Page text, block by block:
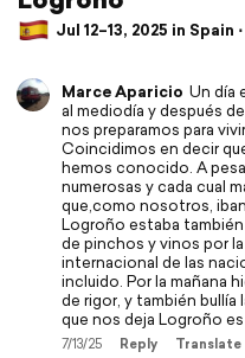
Jul 12–13, 2025 in Spain
Marce Aparicio Un día
al mediodía y después
nos preparamos para
Coincidimos en decir
hemos conocido. A
numerosas y cada cual
que,como nosotros,
Logroño estaba
de pinchos y vinos por
internacional de las
incluido. Por la mañana
de rigor, y también bullía
que nos deja Logroño es
7/13/25 Reply Translate